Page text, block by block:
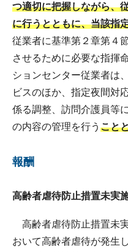
つ適切に把握しながら、
に行うとともに、当該指
従業者に基準第２章第４
させるために必要な指揮
ションセンター従業者は
ビスのほか、指定夜間対
係る調整、訪問介護員等
の内容の管理を行う こと
報酬
高齢者虐待防止措置未実
高齢者虐待防止措置未
おいて高齢者虐待が発生